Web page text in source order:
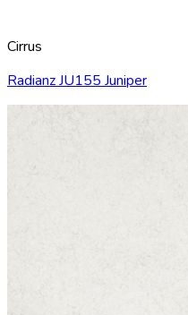
Cirrus
Radianz JU155 Juniper